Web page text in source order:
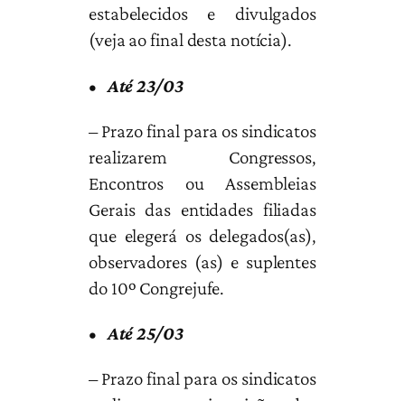
estabelecidos e divulgados
(veja ao final desta notícia).
•Até 23/03
– Prazo final para os sindicatos
realizarem Congressos,
Encontros ou Assembleias
Gerais das entidades filiadas
que elegerá os delegados(as),
observadores (as) e suplentes
do 10º Congrejufe.
•Até 25/03
– Prazo final para os sindicatos